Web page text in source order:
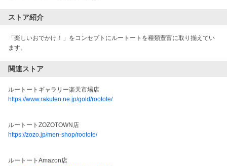
ストア紹介
「楽しいおでかけ！」をコンセプトにルートートを種類豊富に取り揃えてい
ます。
関連ストア
ルートートギャラリー楽天市場店
https://www.rakuten.ne.jp/gold/rootote/
ルートートZOZOTOWN店
https://zozo.jp/men-shop/rootote/
ルートートAmazon店